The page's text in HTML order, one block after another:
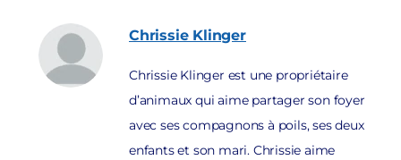
Chrissie Klinger
Chrissie Klinger est une propriétaire
d’animaux qui aime partager son foyer
avec ses compagnons à poils, ses deux
enfants et son mari. Chrissie aime